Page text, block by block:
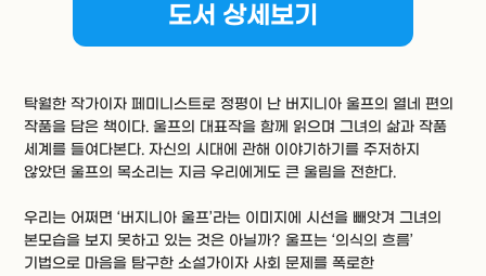
도서 상세보기
탁월한 작가이자 페미니스트로 정평이 난 버지니아 울프의 열네 편의
작품을 담은 책이다. 울프의 대표작을 함께 읽으며 그녀의 삶과 작품
세계를 들여다본다. 자신의 시대에 관해 이야기하기를 주저하지
않았던 울프의 목소리는 지금 우리에게도 큰 울림을 전한다.
우리는 어쩌면 ‘버지니아 울프’라는 이미지에 시선을 빼앗겨 그녀의
본모습을 보지 못하고 있는 것은 아닐까? 울프는 ‘의식의 흐름’
기법으로 마음을 탐구한 소설가이자 사회 문제를 폭로한